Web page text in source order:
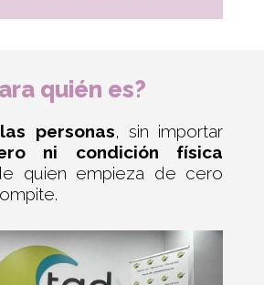
quién es?
personas, sin importar
ni condición física
quien empieza de cero